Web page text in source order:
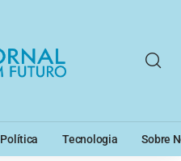
Política Tecnologia Sobre